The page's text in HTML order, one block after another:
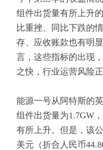
组件出货量有所上升
比重挫、同比下跌的
存、应收账款也有明
言，这些指标的出现
之快，行业运营风险正
能源一号从阿特斯的
组件出货量为1.7GW
有所上升。但是，该
美元（折合人民币